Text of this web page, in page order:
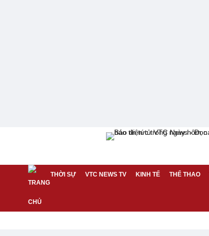
THỜI SỰ VTC NEWS TV KINH TẾ THỂ THAO